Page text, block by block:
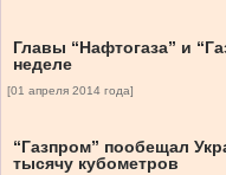
Главы “Нафтогаза” и
неделе
[01 апреля 2014 года]
“Газпром” пообещал
тысячу кубометров